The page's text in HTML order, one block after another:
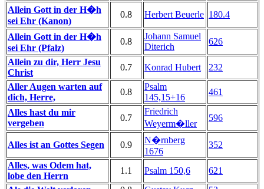
Allein Gott in der H�h
sei Ehr (Kanon)
0.8 Herbert Beuerle 180.4
Allein Gott in der H�h
sei Ehr (Pfalz)
0.8
Johann Samuel
Diterich
626
Allein zu dir, Herr Jesu
Christ
0.7 Konrad Hubert
232
Aller Augen warten auf
dich, Herre,
0.8
Psalm
145,15+16
461
Alles hast du mir
vergeben
0.7
Friedrich
Weyerm�ller
596
Alles ist an Gottes Segen 0.9
N�rnberg
1676
352
Alles, was Odem hat,
lobe den Herrn
1.1 Psalm 150,6
621